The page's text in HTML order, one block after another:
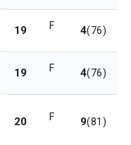
19 F 4(76)
19 F 4(76)
20 F 9(81)